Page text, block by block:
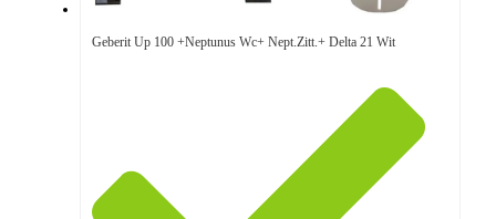
Geberit Up 100 +Neptunus Wc+ Nept.Zitt.+ Delta 21 Wit